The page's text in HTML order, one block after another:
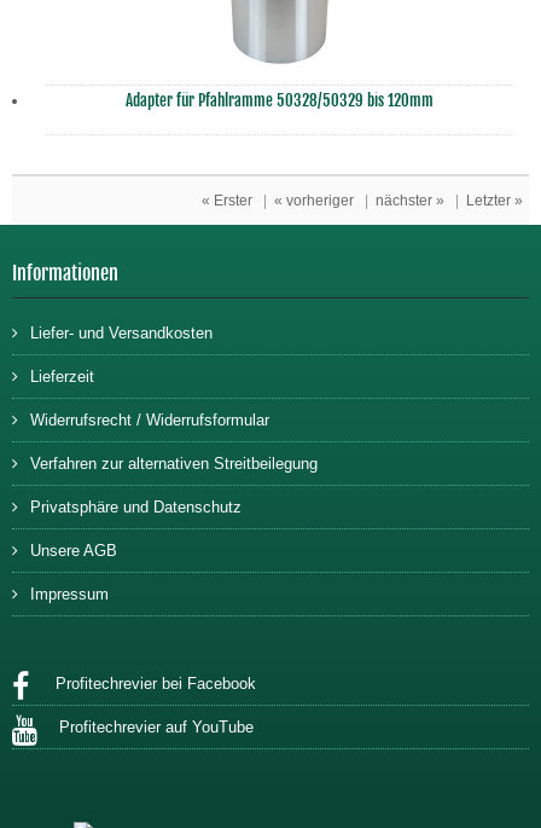
Adapter für Pfahlramme 50328/50329 bis 120mm
« Erster | « vorheriger | nächster » | Letzter »
Informationen
Liefer- und Versandkosten
Lieferzeit
Widerrufsrecht / Widerrufsformular
Verfahren zur alternativen Streitbeilegung
Privatsphäre und Datenschutz
Unsere AGB
Impressum
Profitechrevier bei Facebook
Profitechrevier auf YouTube